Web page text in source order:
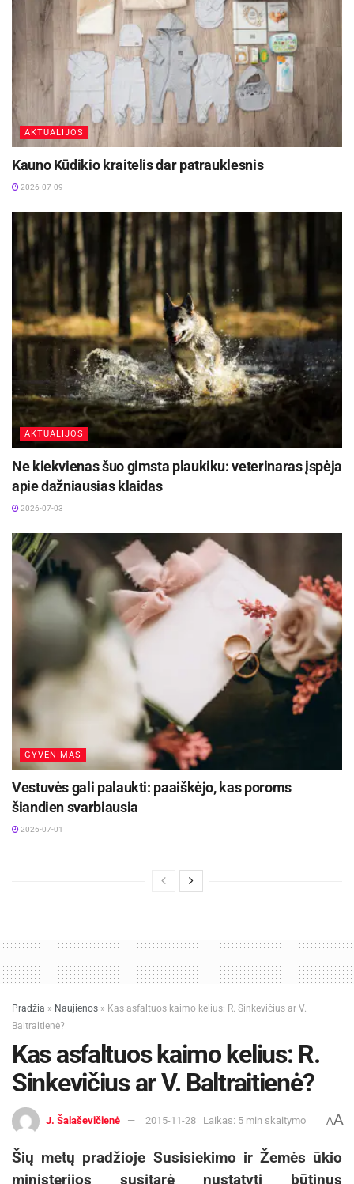
AKTUALIJOS
Kauno Kūdikio kraitelis dar patrauklesnis
2026-07-09
AKTUALIJOS
Ne kiekvienas šuo gimsta plaukiku: veterinaras įspėja
apie dažniausias klaidas
2026-07-03
GYVENIMAS
Vestuvės gali palaukti: paaiškėjo, kas poroms
šiandien svarbiausia
2026-07-01
Pradžia » Naujienos » Kas asfaltuos kaimo kelius: R. Sinkevičius ar V.
Baltraitienė?
Kas asfaltuos kaimo kelius: R.
Sinkevičius ar V. Baltraitienė?
J. Šalaševičienė 2015-11-28 Laikas: 5 min skaitymo AA
Šių metų pradžioje Susisiekimo ir Žemės ūkio
ministerijos susitarė nustatyti būtinus